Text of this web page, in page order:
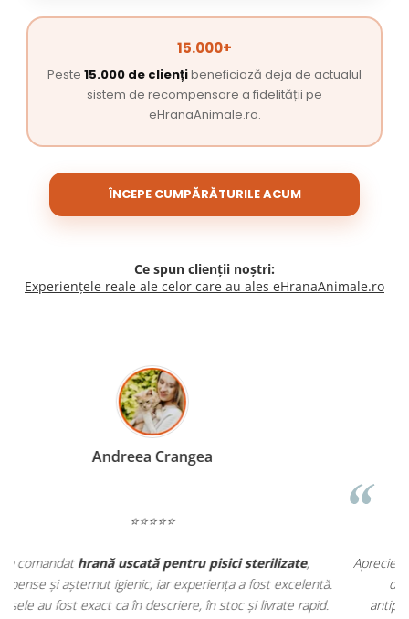
15.000+
Peste 15.000 de cliențibeneficiază deja de actualul
sistem de recompensare a fidelității pe
eHranaAnimale.ro.
ÎNCEPE CUMPĂRĂTURILE ACUM
Ce spun clienții noștri:
Experiențele reale ale celor care au ales eHranaAnimale.ro
Madalina Stancea
Apreciez foarte mult faptul că peehranaanimale.ro
găsesc nu
doar hrană, ci și produse dinfarmacia veterinară
antiparazitare, suplimente și soluții de îngrijire. Este foarte